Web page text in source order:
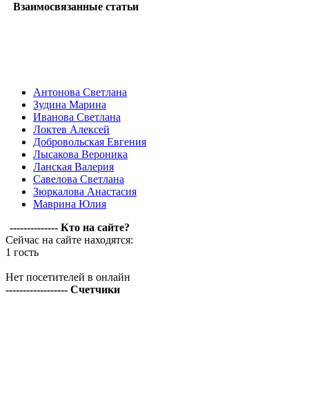
Взаимосвязанные статьи
Антонова Светлана
Зудина Марина
Иванова Светлана
Локтев Алексей
Добровольская Евгения
Лысакова Вероника
Ланская Валерия
Савелова Светлана
Зюркалова Анастасия
Маврина Юлия
-------------- Кто на сайте?
Сейчас на сайте находятся:
1 гость
Нет посетителей в онлайн
------------------ Счетчики